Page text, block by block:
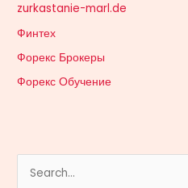
zurkastanie-marl.de
Финтех
Форекс Брокеры
Форекс Обучение